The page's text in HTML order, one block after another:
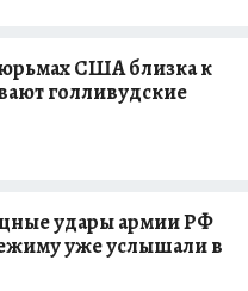
США близка к
голливудские
удары армии РФ
уже услышали в